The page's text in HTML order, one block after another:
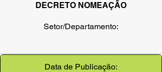
DECRETO NOMEAÇÃO
Setor/Departamento:
Data de Publicação: